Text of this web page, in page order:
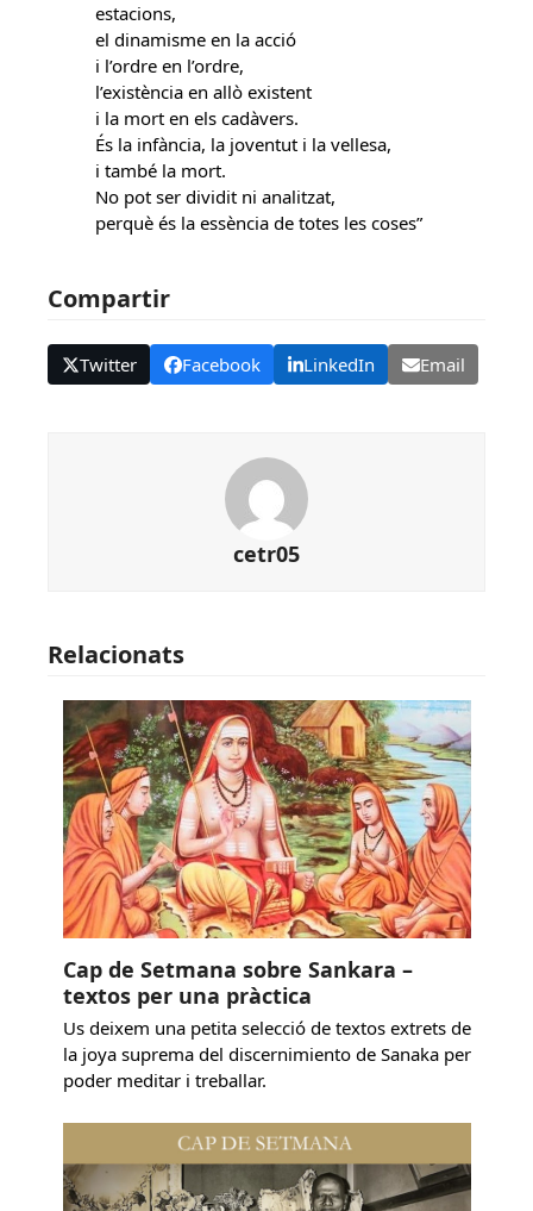
estacions,
el dinamisme en la acció
i l’ordre en l’ordre,
l’existència en allò existent
i la mort en els cadàvers.
És la infància, la joventut i la vellesa,
i també la mort.
No pot ser dividit ni analitzat,
perquè és la essència de totes les coses”
Compartir
Twitter Facebook LinkedIn Email
cetr05
Relacionats
Cap de Setmana sobre Sankara –
textos per una pràctica
Us deixem una petita selecció de textos extrets de
la joya suprema del discernimiento de Sanaka per
poder meditar i treballar.